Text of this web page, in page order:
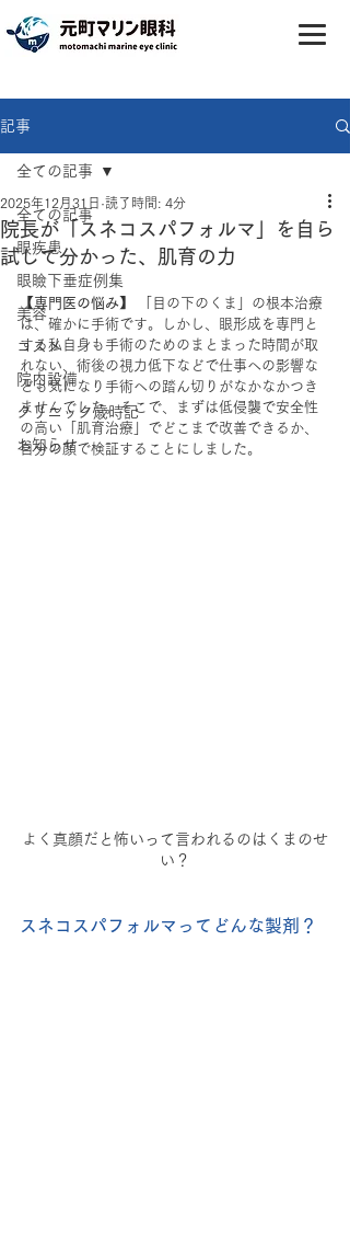
記事
全ての記事
眼疾患
眼瞼下垂症例集
美容
コスメ
院内設備
クリニック歳時記
お知らせ
全ての記事
院長が「スネコスパフォルマ」を自ら
試して分かった、肌育の力
2025年12月31日 読了時間: 4分
【専門医の悩み】
「目の下のくま」の根本治療
は、確かに手術です。しかし、眼形成を専門と
する私自身も手術のためのまとまった時間が取
れない、術後の視力低下などで仕事への影響な
ども気になり手術への踏ん切りがなかなかつき
ませんでした。そこで、まずは低侵襲で安全性
の高い「肌育治療」でどこまで改善できるか、
自分の顔で検証することにしました。
よく真顔だと怖いって言われるのはくまのせ
い？
スネコスパフォルマってどんな製剤？